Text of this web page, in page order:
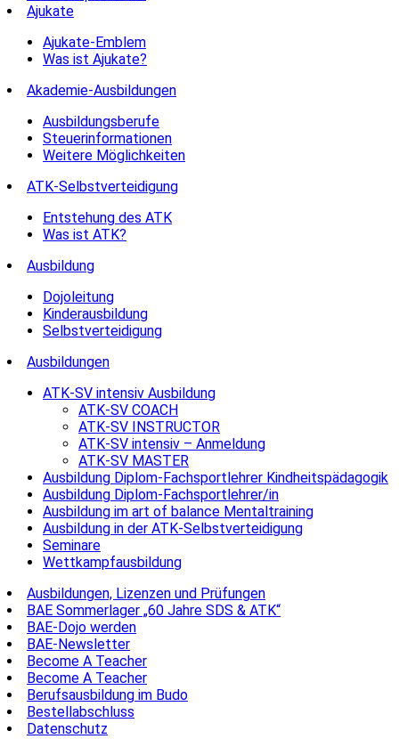
Ajukate
Ajukate-Emblem
Was ist Ajukate?
Akademie-Ausbildungen
Ausbildungsberufe
Steuerinformationen
Weitere Möglichkeiten
ATK-Selbstverteidigung
Entstehung des ATK
Was ist ATK?
Ausbildung
Dojoleitung
Kinderausbildung
Selbstverteidigung
Ausbildungen
ATK-SV intensiv Ausbildung
ATK-SV COACH
ATK-SV INSTRUCTOR
ATK-SV intensiv – Anmeldung
ATK-SV MASTER
Ausbildung Diplom-Fachsportlehrer Kindheitspädagogik
Ausbildung Diplom-Fachsportlehrer/in
Ausbildung im art of balance Mentaltraining
Ausbildung in der ATK-Selbstverteidigung
Seminare
Wettkampfausbildung
Ausbildungen, Lizenzen und Prüfungen
BAE Sommerlager „60 Jahre SDS & ATK“
BAE-Dojo werden
BAE-Newsletter
Become A Teacher
Become A Teacher
Berufsausbildung im Budo
Bestellabschluss
Datenschutz